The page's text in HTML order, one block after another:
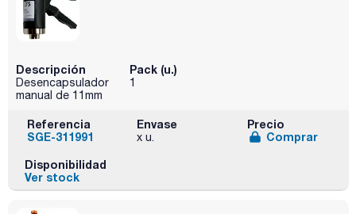
Descripción
Desencapsulador
manual de 11mm
Pack (u.)
1
Referencia
SGE-311991
Envase
x u.
Precio
Comprar
Disponibilidad
Ver stock